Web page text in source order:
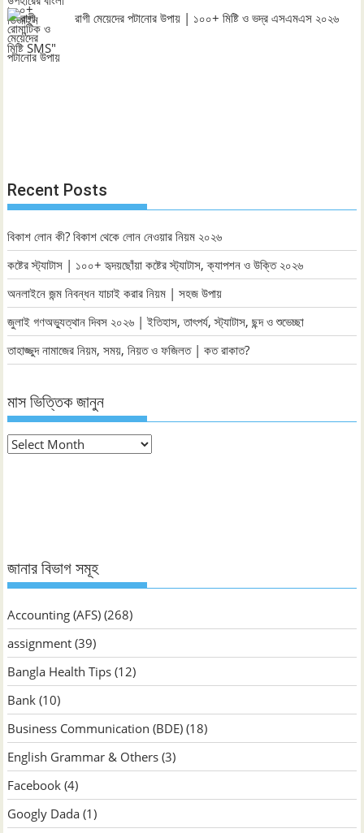
রাগী মেয়েদের পটানোর উপায় | ১০০+ মিষ্টি ও ভদ্র এসএমএস ২০২৬
Recent Posts
বিকাশ লোন কী? বিকাশ থেকে লোন নেওয়ার নিয়ম ২০২৬
কষ্টের স্ট্যাটাস | ১০০+ হৃদয়ছোঁয়া কষ্টের স্ট্যাটাস, ক্যাপশন ও উক্তি ২০২৬
অনলাইনে জন্ম নিবন্ধন যাচাই করার নিয়ম | সহজ উপায়
জুলাই গণঅভ্যুত্থান দিবস ২০২৬ | ইতিহাস, তাৎপর্য, স্ট্যাটাস, ছন্দ ও শুভেচ্ছা
তাহাজ্জুদ নামাজের নিয়ম, সময়, নিয়ত ও ফজিলত | কত রাকাত?
মাস ভিত্তিক জানুন
মাস
জানার বিভাগ সমূহ
Accounting (AFS) (268)
assignment (39)
Bangla Health Tips (12)
Bank (10)
Business Communication (BDE) (18)
English Grammar & Others (3)
Facebook (4)
Googly Dada (1)